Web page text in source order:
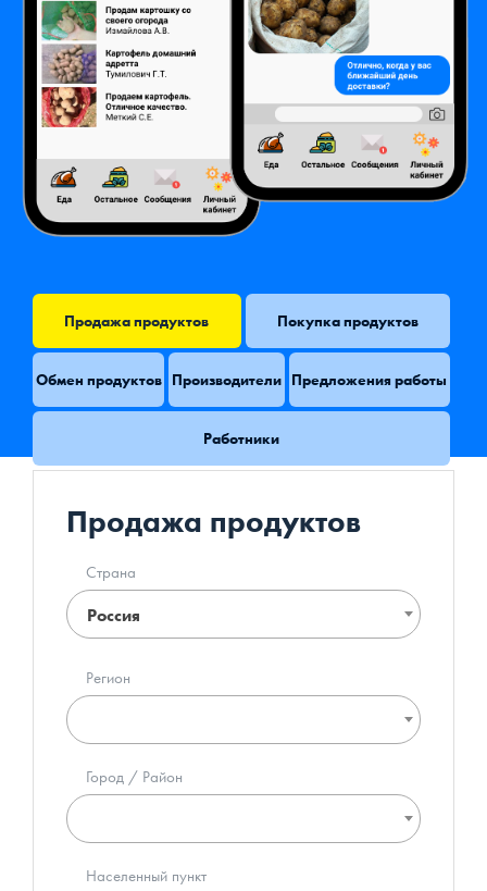
Продажа продуктов Покупка продуктов
Обмен продуктов Производители Предложения работы
Работники
Продажа продуктов
Страна
Россия
Регион
Город / Район
Населенный пункт